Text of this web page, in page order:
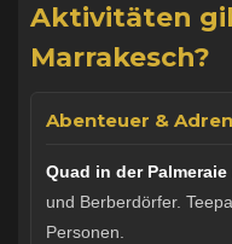
Aktivitäten
Marrakesch?
Abenteuer &
Quad in der Palmeraie
und Berberdörfer.
Personen.